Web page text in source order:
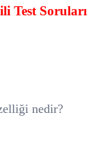
Test Soruları
nedir?